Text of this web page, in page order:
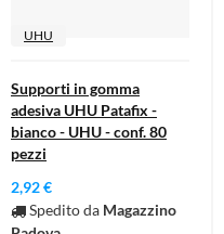
UHU
Supporti in gomma
adesiva UHU Patafix -
bianco - UHU - conf. 80
pezzi
2,92 €
Spedito da Magazzino